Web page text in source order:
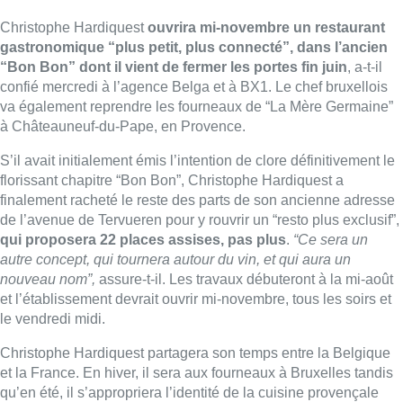
Christophe Hardiquest ouvrira mi-novembre un restaurant
gastronomique “plus petit, plus connecté”, dans l’ancien
“Bon Bon” dont il vient de fermer les portes fin juin, a-t-il
confié mercredi à l’agence Belga et à BX1. Le chef bruxellois
va également reprendre les fourneaux de “La Mère Germaine”
à Châteauneuf-du-Pape, en Provence.
S’il avait initialement émis l’intention de clore définitivement le
florissant chapitre “Bon Bon”, Christophe Hardiquesta
finalement racheté le reste des parts de son ancienne adresse
de l’avenue de Tervueren pour y rouvrir un “resto plus exclusif”,
qui proposera 22 places assises, pas plus. “Ce sera un
autre concept, qui tournera autour du vin, et qui aura un
nouveau nom”, assure-t-il. Les travaux débuteront à la mi-août
et l’établissement devrait ouvrir mi-novembre, tous les soirs et
le vendredi midi.
Christophe Hardiquest partagera son temps entre la Belgique
et la France. En hiver, il sera aux fourneaux à Bruxelles tandis
qu’en été, il s’appropriera l’identité de la cuisine provençale